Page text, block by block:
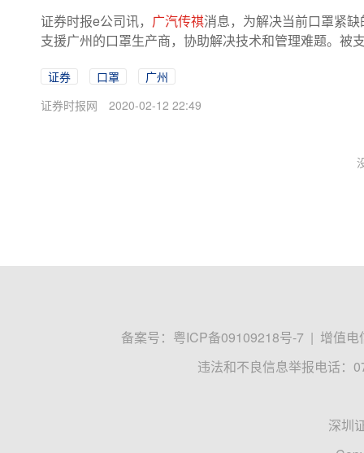
证券时报e公司讯， 广汽传祺消息，为解决当前口罩紧
支援广州的口罩生产商，协助解决技术和管理难题。被
证券 口罩
广州
证券时报网
2020-02-12 22:49
备案号： 粤ICP备09109218号-7 | 增值电
违法和不良信息举报电话：
深圳